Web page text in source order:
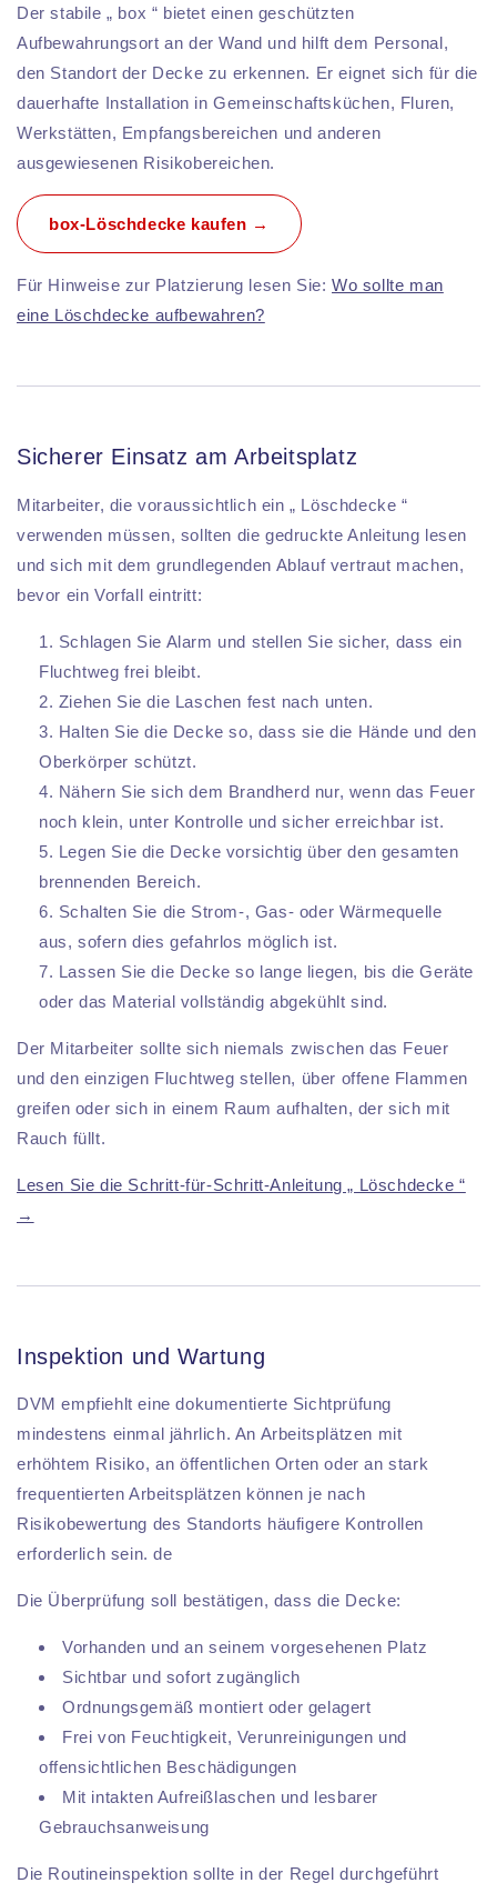
Der stabile „ box “ bietet einen geschützten
Aufbewahrungsort an der Wand und hilft dem Personal,
den Standort der Decke zu erkennen. Er eignet sich für die
dauerhafte Installation in Gemeinschaftsküchen, Fluren,
Werkstätten, Empfangsbereichen und anderen
ausgewiesenen Risikobereichen.
box-Löschdecke kaufen →
Für Hinweise zur Platzierung lesen Sie:Wo sollte man
eine Löschdecke aufbewahren?
Sicherer Einsatz am Arbeitsplatz
Mitarbeiter, die voraussichtlich ein „ Löschdecke “
verwenden müssen, sollten die gedruckte Anleitung lesen
und sich mit dem grundlegenden Ablauf vertraut machen,
bevor ein Vorfall eintritt:
Schlagen Sie Alarm und stellen Sie sicher, dass ein
Fluchtweg frei bleibt.
Ziehen Sie die Laschen fest nach unten.
Halten Sie die Decke so, dass sie die Hände und den
Oberkörper schützt.
Nähern Sie sich dem Brandherd nur, wenn das Feuer
noch klein, unter Kontrolle und sicher erreichbar ist.
Legen Sie die Decke vorsichtig über den gesamten
brennenden Bereich.
Schalten Sie die Strom-, Gas- oder Wärmequelle
aus, sofern dies gefahrlos möglich ist.
Lassen Sie die Decke so lange liegen, bis die Geräte
oder das Material vollständig abgekühlt sind.
Der Mitarbeiter sollte sich niemals zwischen das Feuer
und den einzigen Fluchtweg stellen, über offene Flammen
greifen oder sich in einem Raum aufhalten, der sich mit
Rauch füllt.
Lesen Sie die Schritt-für-Schritt-Anleitung „ Löschdecke “
→
Inspektion und Wartung
DVM empfiehlt eine dokumentierte Sichtprüfung
mindestens einmal jährlich. An Arbeitsplätzen mit
erhöhtem Risiko, an öffentlichen Orten oder an stark
frequentierten Arbeitsplätzen können je nach
Risikobewertung des Standorts häufigere Kontrollen
erforderlich sein. de
Die Überprüfung soll bestätigen, dass die Decke:
Vorhanden und an seinem vorgesehenen Platz
Sichtbar und sofort zugänglich
Ordnungsgemäß montiert oder gelagert
Frei von Feuchtigkeit, Verunreinigungen und
offensichtlichen Beschädigungen
Mit intakten Aufreißlaschen und lesbarer
Gebrauchsanweisung
Die Routineinspektion sollte in der Regel durchgeführt